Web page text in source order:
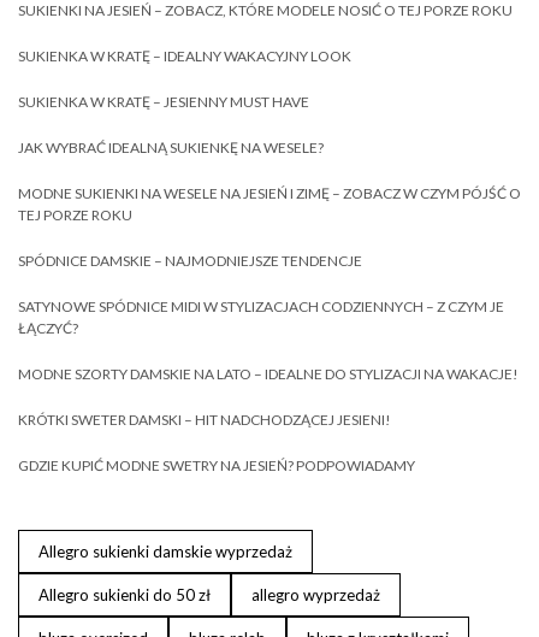
SUKIENKI NA JESIEŃ – ZOBACZ, KTÓRE MODELE NOSIĆ O TEJ PORZE ROKU
SUKIENKA W KRATĘ – IDEALNY WAKACYJNY LOOK
SUKIENKA W KRATĘ – JESIENNY MUST HAVE
JAK WYBRAĆ IDEALNĄ SUKIENKĘ NA WESELE?
MODNE SUKIENKI NA WESELE NA JESIEŃ I ZIMĘ – ZOBACZ W CZYM PÓJŚĆ O
TEJ PORZE ROKU
SPÓDNICE DAMSKIE – NAJMODNIEJSZE TENDENCJE
SATYNOWE SPÓDNICE MIDI W STYLIZACJACH CODZIENNYCH – Z CZYM JE
ŁĄCZYĆ?
MODNE SZORTY DAMSKIE NA LATO – IDEALNE DO STYLIZACJI NA WAKACJE!
KRÓTKI SWETER DAMSKI – HIT NADCHODZĄCEJ JESIENI!
GDZIE KUPIĆ MODNE SWETRY NA JESIEŃ? PODPOWIADAMY
Allegro sukienki damskie wyprzedaż
Allegro sukienki do 50 zł allegro wyprzedaż